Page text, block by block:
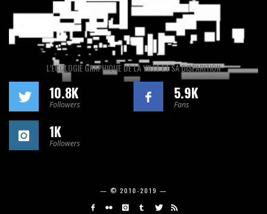
L’ÉCOLOGIE GRAPHIQUE DE LA VILLE ET SA DISPARITION
10.8K
Followers
5.9K
Fans
1K
Followers
— © 2010-2019 —